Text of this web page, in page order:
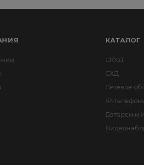
КАТАЛОГ
СКУД
СХД
Сетевое
IP-
Батареи и